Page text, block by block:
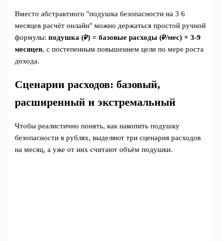
Вместо абстрактного "подушка безопасности на 3 6
месяцев расчёт онлайн" можно держаться простой ручной
формулы:подушка (₽) = базовые расходы (₽/мес) × 3-9
месяцев, с постепенным повышением цели по мере роста
дохода.
Сценарии расходов: базовый,
расширенный и экстремальный
Чтобы реалистично понять, как накопить подушку
безопасности в рублях, выделяют три сценария расходов
на месяц, а уже от них считают объём подушки.